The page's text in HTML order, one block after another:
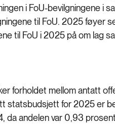
i FoU-bevilgningene i
til FoU. 2025 føyer
til FoU i 2025 på om lag
forholdet mellom antatt
statsbudsjett for 2025 er
da andelen var 0,93